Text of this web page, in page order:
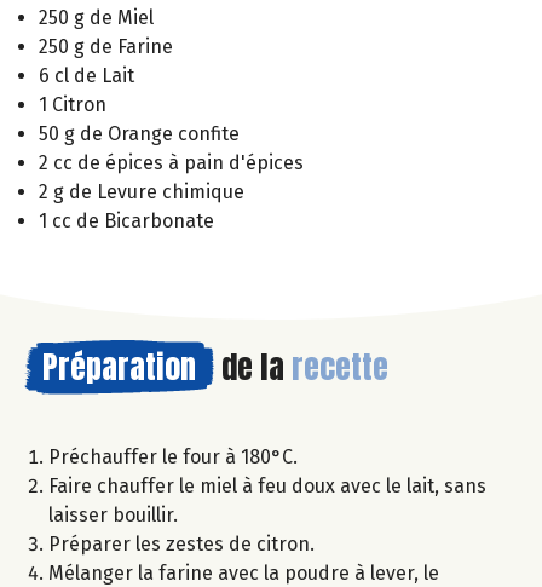
250 g de Miel
250 g de Farine
6 cl de Lait
1 Citron
50 g de Orange confite
2 cc de épices à pain d'épices
2 g de Levure chimique
1 cc de Bicarbonate
Préparation de la recette
Préchauffer le four à 180°C.
Faire chauffer le miel à feu doux avec le lait, sans
laisser bouillir.
Préparer les zestes de citron.
Mélanger la farine avec la poudre à lever, le